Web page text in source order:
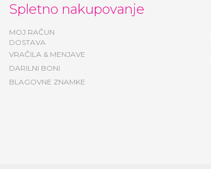
Spletno nakupovanje
MOJ RAČUN
DOSTAVA
VRAČILA & MENJAVE
DARILNI BONI
BLAGOVNE ZNAMKE